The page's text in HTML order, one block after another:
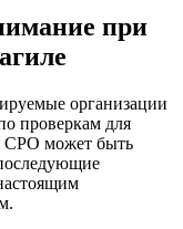
при
организации
проверкам для
СРО может быть